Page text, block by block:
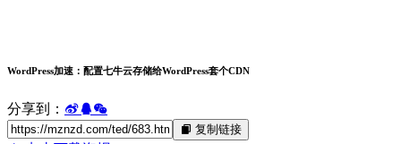
WordPress加速：配置七牛云存储给WordPress套个CDN
分享到：
复制链接